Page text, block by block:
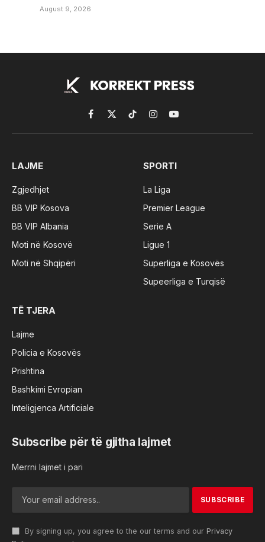
August 9, 2026
Facebook
X
(Twitter)
TikTokInstagramYouTube
LAJME
Zgjedhjet
BB VIP Kosova
BB VIP Albania
Moti në Kosovë
Moti në Shqipëri
SPORTI
La Liga
Premier League
Serie A
Ligue 1
Superliga e Kosovës
Supeerliga e Turqisë
TË TJERA
Lajme
Policia e Kosovës
Prishtina
Bashkimi Evropian
Inteligjenca Artificiale
Subscribe për të gjitha lajmet
Merrni lajmet i pari
By signing up, you agree to the our terms and our Privacy